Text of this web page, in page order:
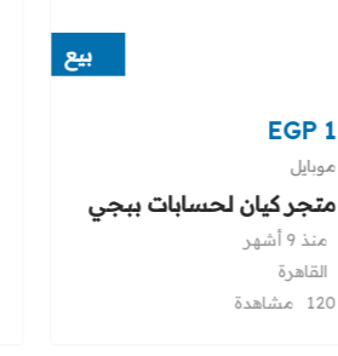
بيع
EGP1
موبايل
متجر كيان لحسابات ببجي
منذ 9 أشهر
القاهرة
120 مشاهدة